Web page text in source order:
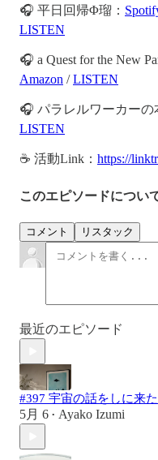
🎧 平日回帰Φ瑠：
LISTEN
🎧 a Quest for the New
Amazon /LISTEN
🎧 パラレルワーカーの
LISTEN
☕️ 活動Link： https://
このエピソードについ
コメント リスタック
最近のエピソード
#397 宇宙の話をしに来
5月 6 • Ayako Izumi